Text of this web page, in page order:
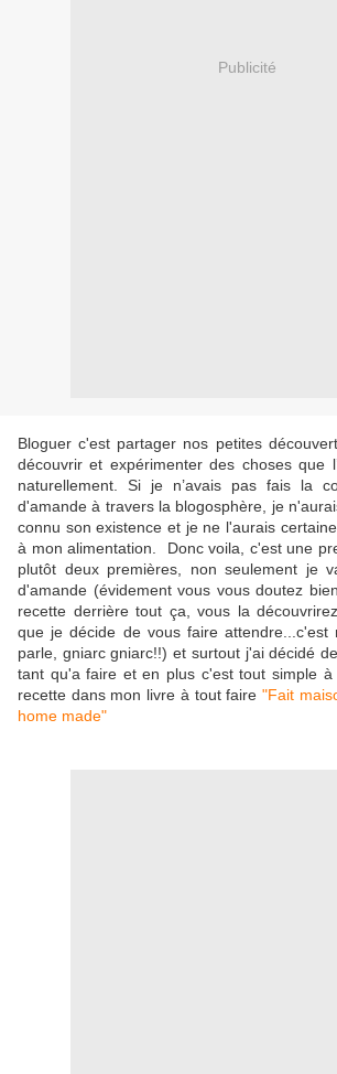
Publicité
Bloguer c'est partager nos petites
découvrir et expérimenter des choses que
naturellement. Si je n’avais pas fais la
d'amande à travers la blogosphère, je
connu son existence et je ne l'aurais
à mon alimentation. Donc voila, c'est une
plutôt deux premières, non seulement je
d'amande (évidement vous vous doutez
recette derrière tout ça, vous la
que je décide de vous faire attendre...c'est
parle, gniarc gniarc!!) et surtout j'ai décidé
tant qu'a faire et en plus c'est tout simple
recette dans mon livre à tout faire"Fait
home made"